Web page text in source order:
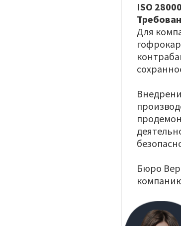
ISO
Для
Бюро
Image